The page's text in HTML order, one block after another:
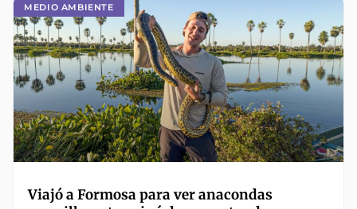
MEDIO AMBIENTE
Viajó a Formosa para ver anacondas